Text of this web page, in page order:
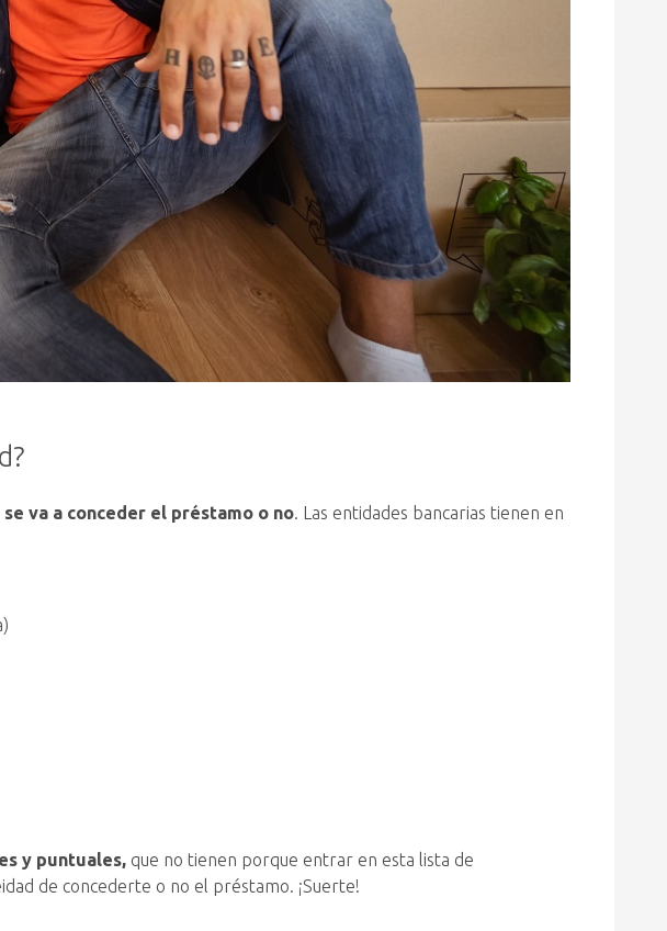
va a conceder el préstamo o no . Las entidades bancarias tienen en
y puntuales, que no tienen porque entrar en esta lista de
de concederte o no el préstamo. ¡Suerte!